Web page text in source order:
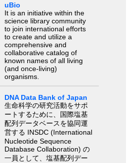
uBio
It is an initiative within the
science library community
to join international efforts
to create and utilize a
comprehensive and
collaborative catalog of
known names of all living
(and once-living)
organisms.
DNA Data Bank of Japan
生命科学の研究活動をサポ
ートするために、国際塩基
配列データベースを協同運
営する INSDC (International
Nucleotide Sequence
Database Collaboration) の
一員として、塩基配列デー